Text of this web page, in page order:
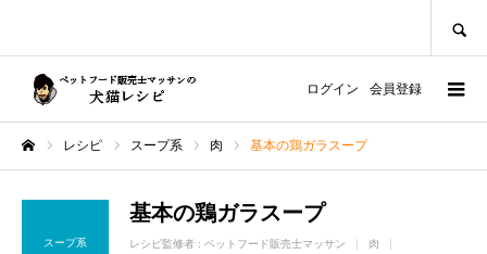
ログイン 会員登録
レシピ スープ系 肉 基本の鶏ガラスープ
スープ系
基本の鶏ガラスープ
レシピ監修者 : ペットフード販売士マッサン
肉